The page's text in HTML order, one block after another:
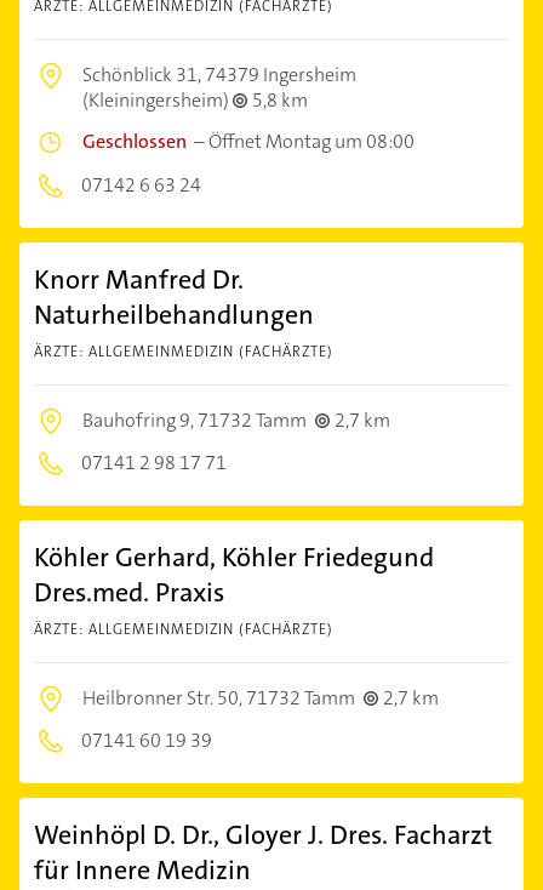
ÄRZTE: ALLGEMEINMEDIZIN (FACHÄRZTE)
Schönblick 31,74379 Ingersheim
(Kleiningersheim)
5,8 km
Geschlossen –Öffnet Montag um 08:00
07142 6 63 24
Knorr Manfred Dr.
Naturheilbehandlungen
ÄRZTE: ALLGEMEINMEDIZIN (FACHÄRZTE)
Bauhofring 9,71732 Tamm
2,7 km
07141 2 98 17 71
Köhler Gerhard, Köhler Friedegund
Dres.med. Praxis
ÄRZTE: ALLGEMEINMEDIZIN (FACHÄRZTE)
Heilbronner Str. 50,71732 Tamm
2,7 km
07141 60 19 39
Weinhöpl D. Dr., Gloyer J. Dres. Facharzt
für Innere Medizin